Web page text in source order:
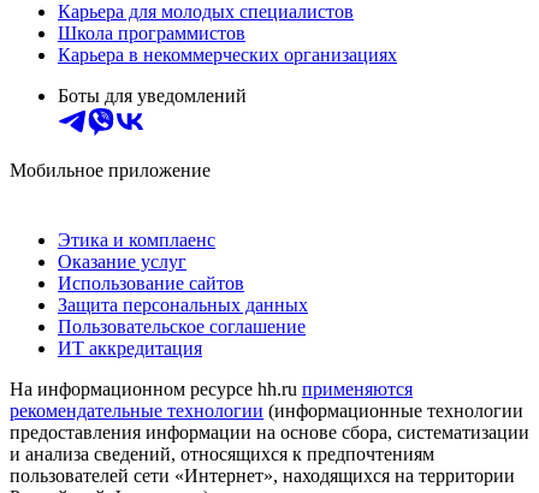
Карьера для молодых специалистов
Школа программистов
Карьера в некоммерческих организациях
Боты для уведомлений
Мобильное приложение
Этика и комплаенс
Оказание услуг
Использование сайтов
Защита персональных данных
Пользовательское соглашение
ИТ аккредитация
На информационном ресурсе hh.ru применяются
рекомендательные технологии (информационные технологии
предоставления информации на основе сбора, систематизации
и анализа сведений, относящихся к предпочтениям
пользователей сети «Интернет», находящихся на территории